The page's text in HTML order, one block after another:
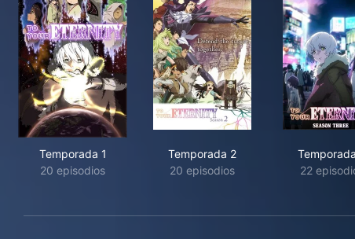
Temporada 1
20 episodios
Temporada 2
20 episodios
22